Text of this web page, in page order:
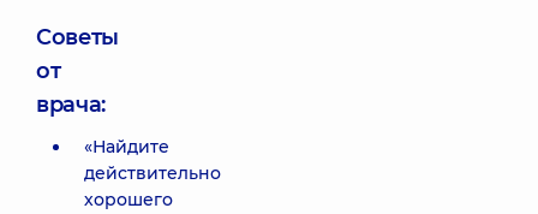
Советы
от
врача:
«Найдите
действительно
хорошего